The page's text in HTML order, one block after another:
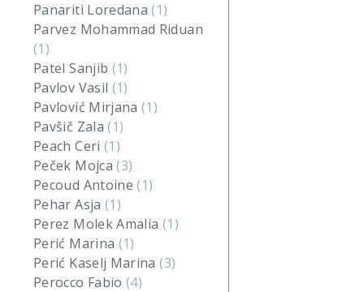
Panariti Loredana(1)
Parvez Mohammad Riduan
(1)
Patel Sanjib (1)
Pavlov Vasil (1)
Pavlović Mirjana(1)
Pavšič Zala(1)
Peach Ceri (1)
Peček Mojca(3)
Pecoud Antoine(1)
Pehar Asja (1)
Perez Molek Amalia (1)
Perić Marina (1)
Perić Kaselj Marina(3)
Perocco Fabio(4)